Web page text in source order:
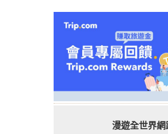
漫遊全世界網